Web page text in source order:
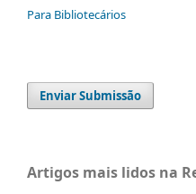
Para Bibliotecários
Enviar Submissão
Artigos mais lidos na